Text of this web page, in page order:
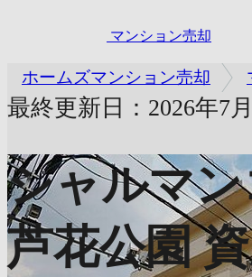
マンション売却
ホームズマンション売却
最終更新日：2026年7
シャルマ
芦花公園